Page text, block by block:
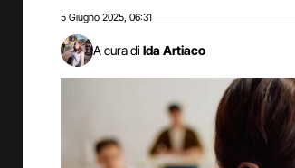
5 Giugno 2025 06:31
A cura di Ida Artiaco